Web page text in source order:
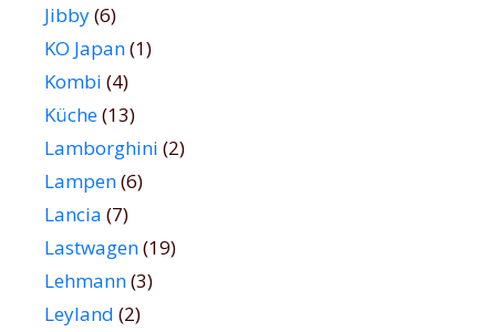
Jibby(6)
KO Japan(1)
Kombi (4)
Küche(13)
Lamborghini (2)
Lampen(6)
Lancia (7)
Lastwagen(19)
Lehmann(3)
Leyland (2)